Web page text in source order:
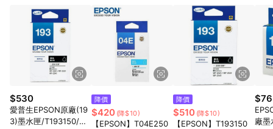
回饋。 5. 點數回饋會扣除所有折扣優惠後之最終發票金額計算，
實際回饋請依LINE購物通知為主。 6. 訂單如有使用東森購物
ETMall站內之折扣優惠(包含但不限於東森幣、樂透金、東森現金
券等)，不具點數回饋資格。詳細請依東森購物ETMall之結帳頁面
顯示為準。 7. LINE購物設有「單一商品最高回饋點數」機制(特
殊活動時開放「回饋無上限」)，以同一訂單中同一商品不論件數
計算，並依訂單成立時間當下LINE購物所設定的回饋機制為準。
8. LINE購物為購物資訊整合性平台，商品資料更新會有時間差，
如顯示之商品規格、顏色、價位、贈品與東森購物ETMall銷售網
頁不符，以銷售網頁標示為準。 9. 若有贈點爭議，請務必於訂單
日期+180天以內至LINE購物客服洽詢；若超過180天(含)以上進
$530
愛普生EPSON原廠(19
3)墨水匣/T193150/黑
降價
$420 (降$10)
【EPSON】T04E250
降價
$510 (降$10)
【EPSON】T193150
廠